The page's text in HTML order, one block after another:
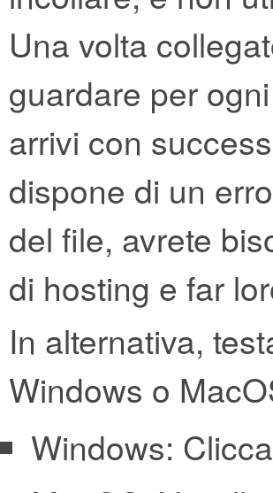
Una volta
guardare per ogni
arrivi con
dispone di un
del file, avrete
di hosting e far
In alternativa,
Windows o
Windows: